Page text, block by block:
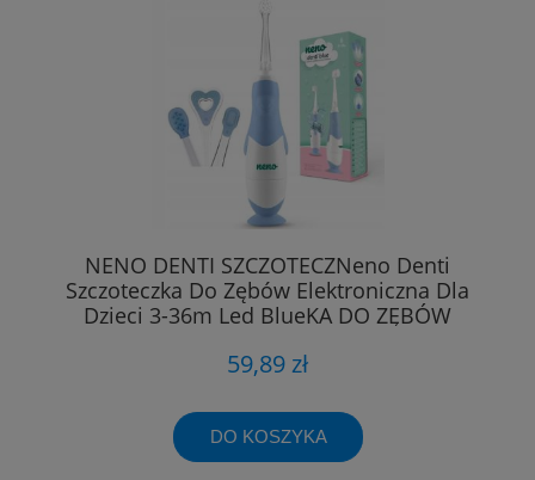
NENO DENTI SZCZOTECZNeno Denti
Szczoteczka Do Zębów Elektroniczna Dla
Dzieci 3-36m Led BlueKA DO ZĘBÓW
BLUE
59,89 zł
DO KOSZYKA